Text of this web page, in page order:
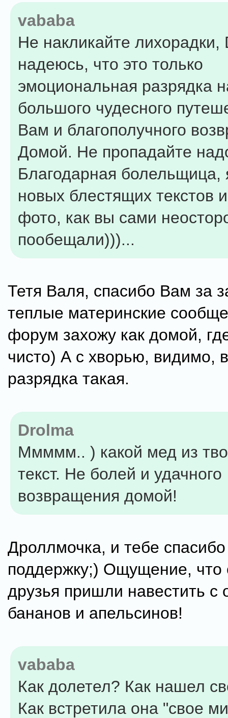
vababa
Не накликайте лихорадки,
надеюсь, что это только
эмоциональная разрядка
большого чудесного
Вам и благополучного
Домой. Не пропадайте
Благодарная болельщица,
новых блестящих текстов
фото, как вы сами
пообещали)))...
Тетя Валя, спасибо Вам за
теплые материнские
форум захожу как домой,
чисто) А с хворью, видимо,
разрядка такая.
Drolma
Ммммм.. ) какой мед из
текст. Не болей и удачного
возвращения домой!
Дроллмочка, и тебе спасибо
поддержку;) Ощущение, что
друзья пришли навестить с
бананов и апельсинов!
vababa
Как долетел? Как нашел
Как встретила она "свое